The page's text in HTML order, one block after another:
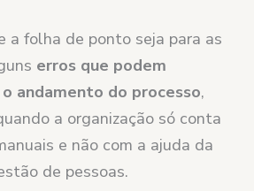
a folha de ponto seja para as
erros que podem
andamento do processo,
a organização só conta
e não com a ajuda da
de pessoas.